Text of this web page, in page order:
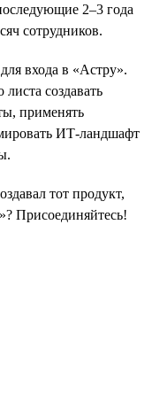
2–3 года
сотрудников.
входа в «Астру».
создавать
применять
ИТ-ландшафт
тот продукт,
Присоединяйтесь!